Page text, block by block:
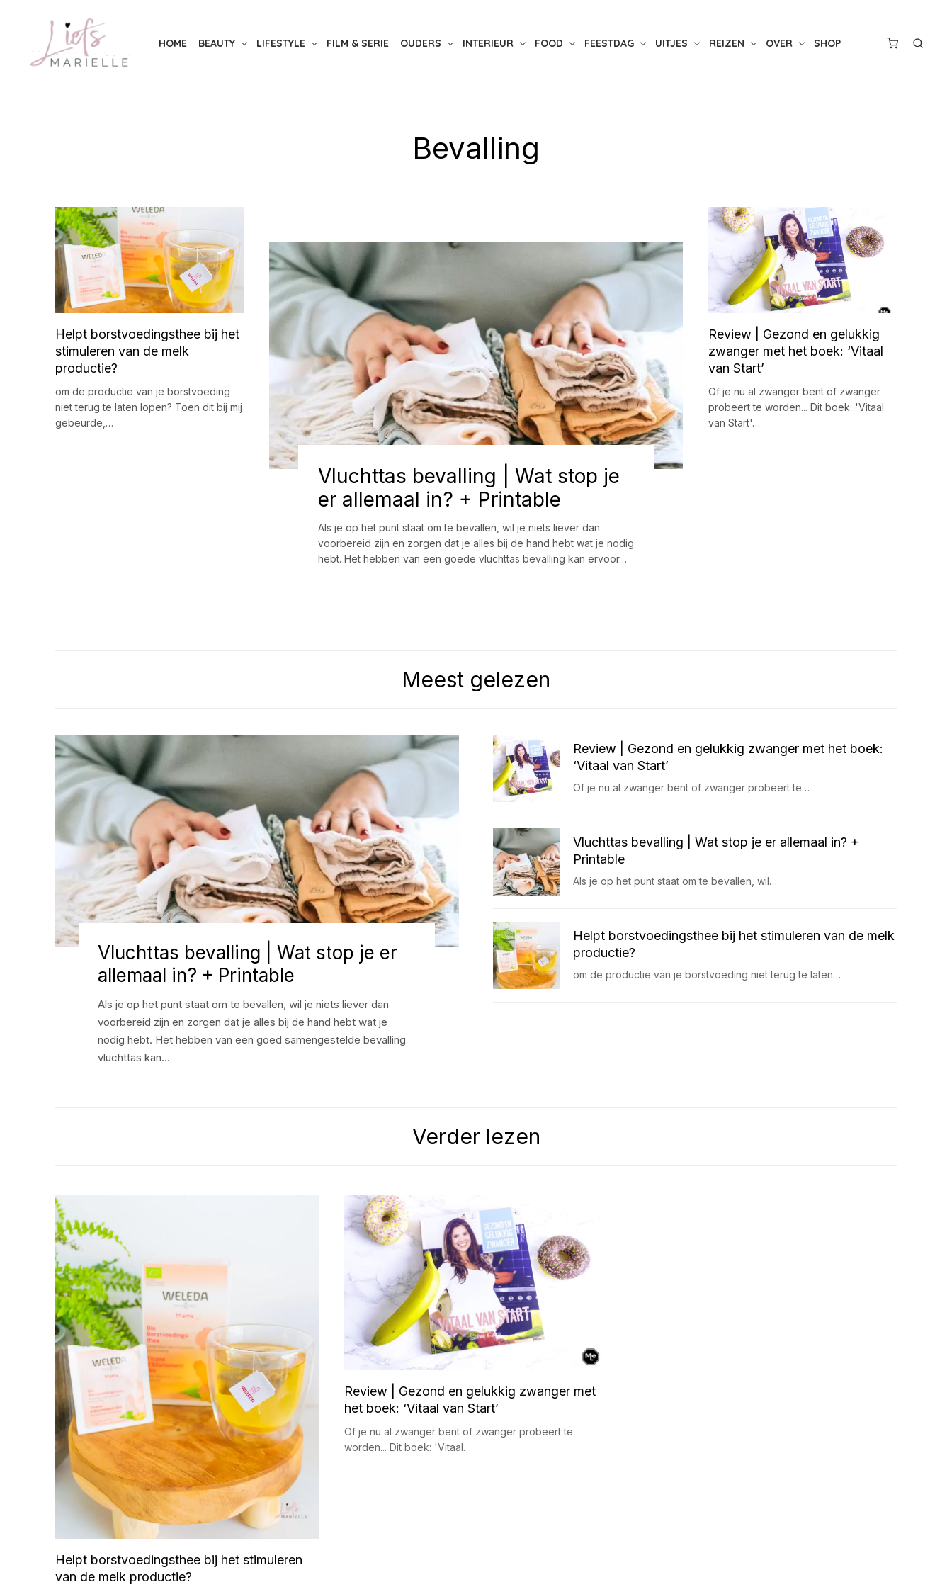
content
HOME BEAUTY LIFESTYLE FILM & SERIE OUDERS INTERIEUR FOOD FEESTDAG UITJES REIZEN OVER SHOP
Bevalling
Helpt borstvoedingsthee bij het
stimuleren van de melk
productie?
om de productie van je borstvoeding
niet terug te laten lopen? Toen dit bij mij
gebeurde,…
Vluchttas bevalling | Wat stop je
er allemaal in? + Printable
Als je op het punt staat om te bevallen, wil je niets liever dan
voorbereid zijn en zorgen dat je alles bij de hand hebt wat je nodig
hebt. Het hebben van een goede vluchttas bevalling kan ervoor…
Review | Gezond en gelukkig
zwanger met het boek: ‘Vitaal
van Start’
Of je nu al zwanger bent of zwanger
probeert te worden... Dit boek: 'Vitaal
van Start'…
Meest gelezen
Vluchttas bevalling | Wat stop je er
allemaal in? + Printable
Als je op het punt staat om te bevallen, wil je niets liever dan
voorbereid zijn en zorgen dat je alles bij de hand hebt wat je
nodig hebt. Het hebben van een goed samengestelde bevalling
vluchttas kan…
Review | Gezond en gelukkig zwanger met het boek:
‘Vitaal van Start’
Of je nu al zwanger bent of zwanger probeert te…
Vluchttas bevalling | Wat stop je er allemaal in? +
Printable
Als je op het punt staat om te bevallen, wil…
Helpt borstvoedingsthee bij het stimuleren van de melk
productie?
om de productie van je borstvoeding niet terug te laten…
Verder lezen
Helpt borstvoedingsthee bij het stimuleren
van de melk productie?
Review | Gezond en gelukkig zwanger met
het boek: ‘Vitaal van Start’
Of je nu al zwanger bent of zwanger probeert te
worden... Dit boek: 'Vitaal…